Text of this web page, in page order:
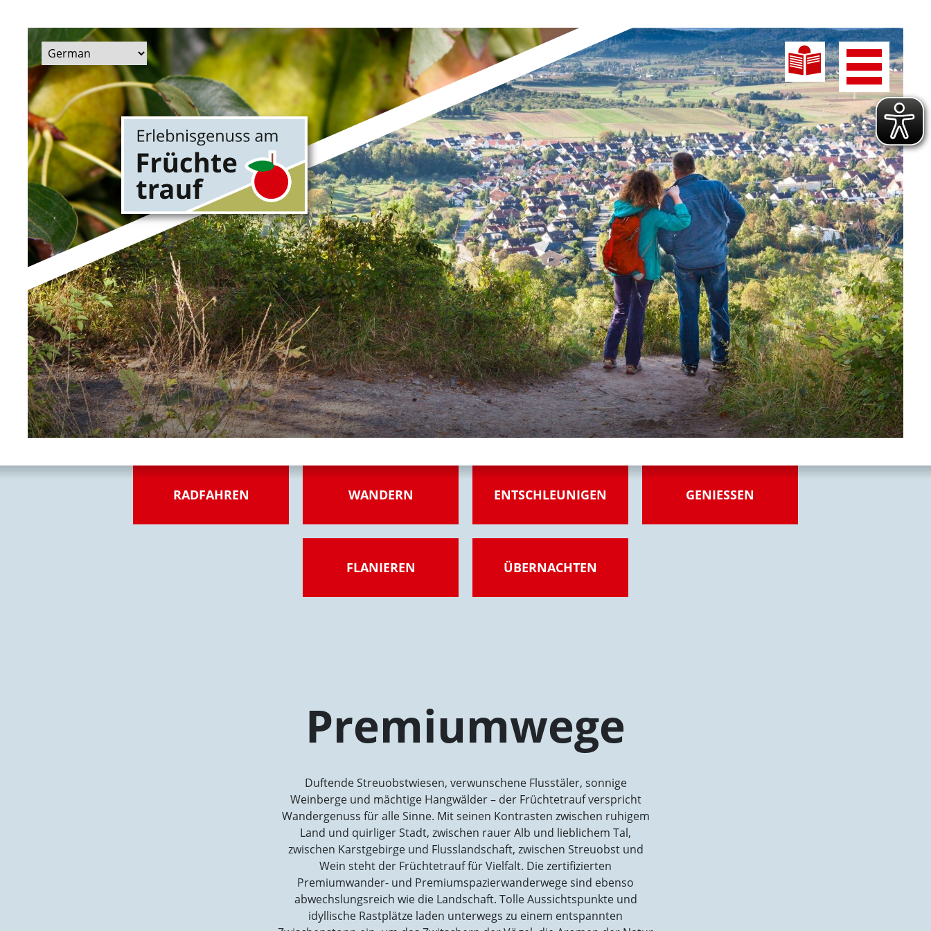
RADFAHREN WANDERN ENTSCHLEUNIGEN GENIESSEN
FLANIEREN ÜBERNACHTEN
Premiumwege
Duftende Streuobstwiesen, verwunschene Flusstäler, sonnige
Weinberge und mächtige Hangwälder – der Früchtetrauf verspricht
Wandergenuss für alle Sinne. Mit seinen Kontrasten zwischen ruhigem
Land und quirliger Stadt, zwischen rauer Alb und lieblichem Tal,
zwischen Karstgebirge und Flusslandschaft, zwischen Streuobst und
Wein steht der Früchtetrauf für Vielfalt. Die zertifizierten
Premiumwander- und Premiumspazierwanderwege sind ebenso
abwechslungsreich wie die Landschaft. Tolle Aussichtspunkte und
idyllische Rastplätze laden unterwegs zu einem entspannten